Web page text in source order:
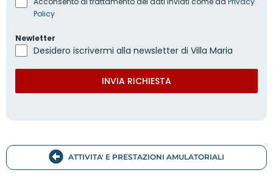
Policy
Newletter
Desidero iscrivermi alla newsletter di Villa Maria
INVIA RICHIESTA
ATTIVITA' E PRESTAZIONI AMULATORIALI